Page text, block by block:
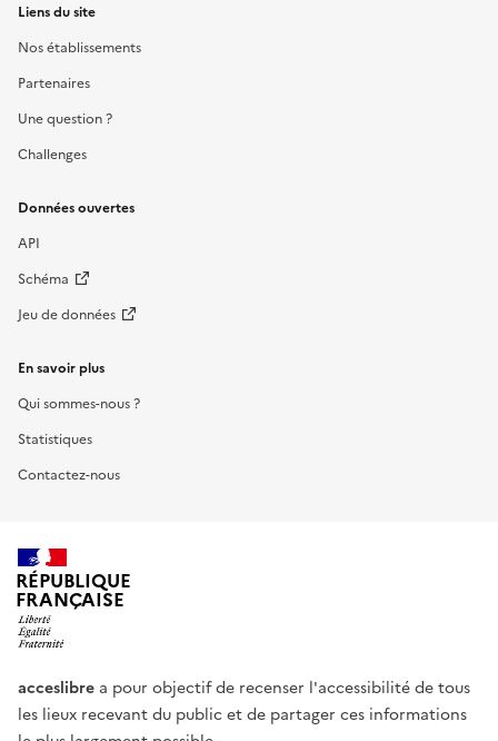
Liens du site
Nos établissements
Partenaires
Une question ?
Challenges
Données ouvertes
API
Schéma
Jeu de données
En savoir plus
Qui sommes-nous ?
Statistiques
Contactez-nous
RÉPUBLIQUE
FRANÇAISE
acceslibre a pour objectif de recenser l'accessibilité de tous
les lieux recevant du public et de partager ces informations